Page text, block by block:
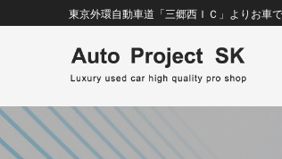
東京外環自動車道「三郷西ＩＣ」よりお車